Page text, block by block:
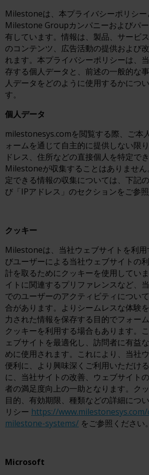
Milestoneは、本プライバシーポリシー
Milestone Groupカンパニーおよびパ
有しています。情報は、製品、サービ
のコンテンツ、広告活動の提供および
れます。本プライバシーポリシーは、
存する個人データと、前述の一般的な
人データをどのように使用するかにつ
す。
個人データ
milestonesys.comを閲覧する際、ご本
ォームを通じて自主的に提供しない限
ドレス、住所などの直接個人を特定で
Milestoneが収集することはありませ
定できる情報の収集については、下記
び「IPアドレス」のセクションをご参照
クッキー
Milestoneは、当社ウェブサイトを利用
びユーザーによる当社ウェブサイトの
計を取るためにクッキーを使用してい
イトに関連するプリファレンスなど、
でのユーザーのアクティビティについ
合があります。よりシームレスな体験
力された情報を保存する目的でフォー
クッキーを利用する場合もあります。
ェブサイトを最適化し、訪問者に有益
めに使用されます。これにより、当社
便利に、より興味深くご利用いただけ
に、当社サイトの改善、ウェブサイト
者の満足度向上の一助となります。ク
目的、有効期限、種類などの詳細につ
リシー https://
milestone-systems/ をご参照ください。
Microsoft